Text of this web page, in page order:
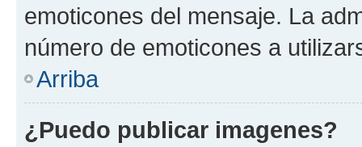
emoticones del mensaje. La
número de emoticones a
Arriba
¿Puedo publicar imagenes?